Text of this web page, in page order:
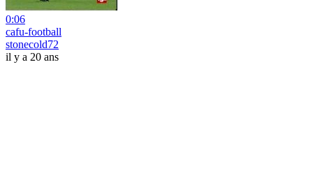
0:06
cafu-football
stonecold72
il y a 20 ans